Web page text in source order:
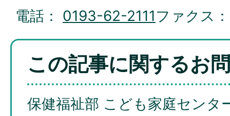
電話： 0193-62-2111ファクス
この記事に関するお
保健福祉部 こども家庭センタ